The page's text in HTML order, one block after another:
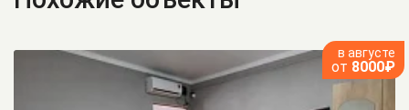
в августе
от 8000₽